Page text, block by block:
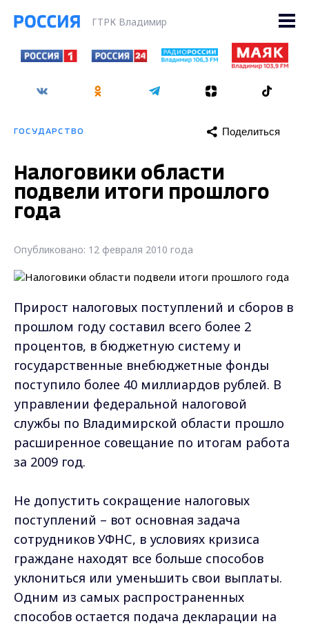
ГТРК Владимир
ГОСУДАРСТВО Поделиться
Налоговики области
подвели итоги прошлого
года
Опубликовано: 12 февраля 2010 года
Прирост налоговых поступлений и сборов в
прошлом году составил всего более 2
процентов, в бюджетную систему и
государственные внебюджетные фонды
поступило более 40 миллиардов рублей. В
управлении федеральной налоговой
службы по Владимирской области прошло
расширенное совещание по итогам работа
за 2009 год.
Не допустить сокращение налоговых
поступлений – вот основная задача
сотрудников УФНС, в условиях кризиса
граждане находят все больше способов
уклониться или уменьшить свои выплаты.
Одним из самых распространенных
способов остается подача декларации на